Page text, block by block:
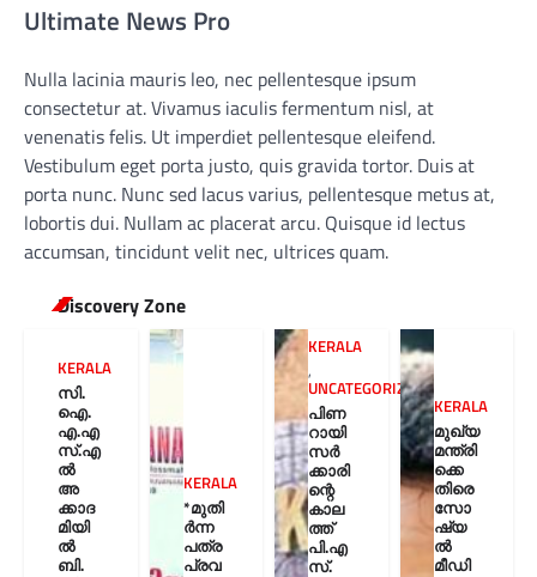
Ultimate News Pro
Nulla lacinia mauris leo, nec pellentesque ipsum
consectetur at. Vivamus iaculis fermentum nisl, at
venenatis felis. Ut imperdiet pellentesque eleifend.
Vestibulum eget porta justo, quis gravida tortor. Duis at
porta nunc. Nunc sed lacus varius, pellentesque metus at,
lobortis dui. Nullam ac placerat arcu. Quisque id lectus
accumsan, tincidunt velit nec, ultrices quam.
Discovery Zone
KERALA
സി.
ഐ.
എ.എ
സ്.എ
ൽ
അ
ക്കാദ
മിയി
ൽ
ബി.
KERALA
*മുതി
ർന്ന
പത്ര
പ്രവ
KERALA
,
UNCATEGORIZED
പിണ
റായി
സർ
ക്കാരി
ന്റെ
കാല
ത്ത്
പി.എ
സ്.
KERALA
മുഖ്യ
മന്ത്രി
ക്കെ
തിരെ
സോ
ഷ്യ
ൽ
മീഡി